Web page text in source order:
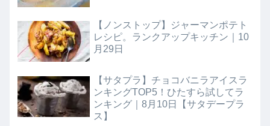
【ノンストップ】ジャーマンポテト
レシピ。ランクアップキッチン｜10
月29日
【サタプラ】チョコバニラアイスラ
ンキングTOP5！ひたすら試してラ
ンキング｜8月10日【サタデープラ
ス】